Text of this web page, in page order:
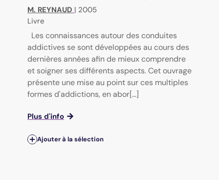
M. REYNAUD | 2005
Livre
Les connaissances autour des conduites
addictives se sont développées au cours des
dernières années afin de mieux comprendre
et soigner ses différents aspects. Cet ouvrage
présente une mise au point sur ces multiples
formes d'addictions, en abor[...]
Plus d'info
Ajouter à la sélection